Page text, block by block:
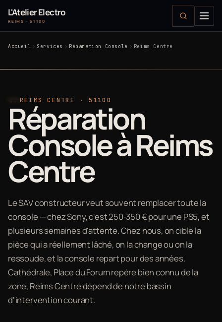
L'Atelier Electro
REIMS · 51100
Accueil Services Réparation Console Reims Centre
REIMS CENTRE · 51100
Réparation
Console à Reims
Centre
Le SAV constructeur veut souvent remplacer toute la
console — chez Sony, c'est 250-350 € pour une PS5, et
plusieurs semaines d'attente. Chez nous, on cible la
pièce qui a réellement lâché, on la change ou on la
ressoude, et la console repart pour des années.
Cathédrale, Place du Forum repère bien connu de la
zone, Reims Centre dépend de notre bassin
d'intervention courant.